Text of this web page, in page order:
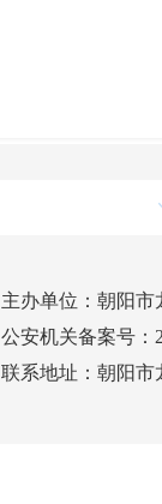
主办单位：朝阳市
公安机关备案号：
联系地址：朝阳市